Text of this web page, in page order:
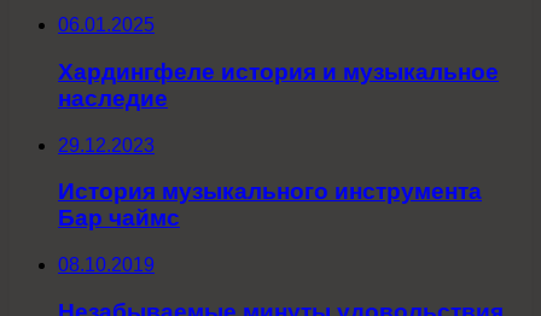
06.01.2025
Хардингфеле история и музыкальное
наследие
29.12.2023
История музыкального инструмента
Бар чаймс
08.10.2019